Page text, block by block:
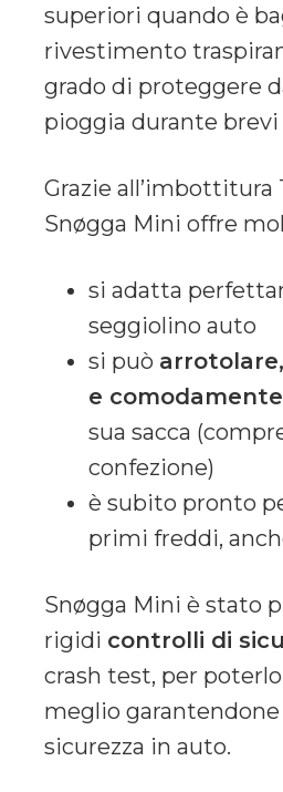
superiori quando è
rivestimento
grado di proteggere
pioggia durante
Grazie
Snøgga Mini offre
si adatta
seggiolino auto
si può
e
sua sacca
confezione)
è subito pronto
primi freddi,
Snøgga Mini è stato
rigidi controlli di
crash test, per
meglio garantendone
sicurezza in auto.